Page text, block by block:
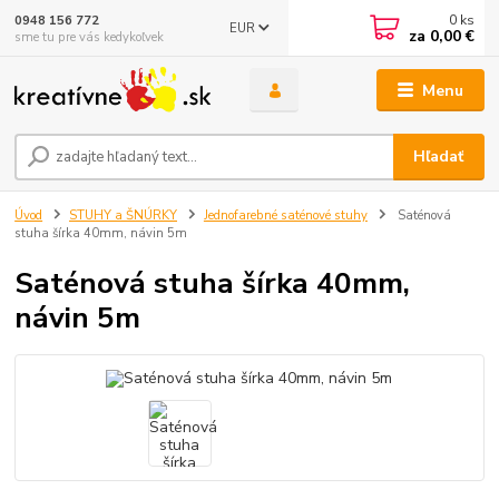
Menu
EUR
Hľadať
0948 156 772
sme tu pre vás kedykoľvek
0 ks
za 0,00 €
Úvod STUHY a ŠNÚRKY Jednofarebné saténové stuhy
Saténová
stuha šírka 40mm, návin 5m
Saténová stuha šírka 40mm,
návin 5m